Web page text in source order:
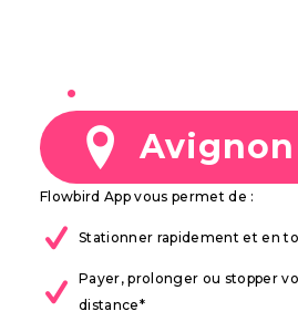
Avignon
Flowbird App vous permet de :
Stationner rapidement et en
Payer, prolonger ou stopper
distance*